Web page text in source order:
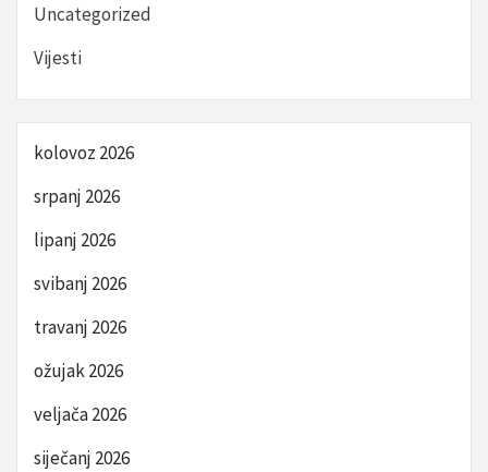
Uncategorized
Vijesti
kolovoz 2026
srpanj 2026
lipanj 2026
svibanj 2026
travanj 2026
ožujak 2026
veljača 2026
siječanj 2026